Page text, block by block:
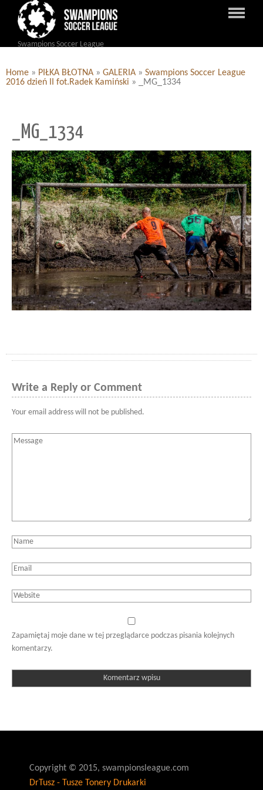
Swampions Soccer League
Home » PIŁKA BŁOTNA » GALERIA » Swampions Soccer League
2016 dzień II fot.Radek Kamiński » _MG_1334
_MG_1334
Write a Reply or Comment
Your email address will not be published.
Zapamiętaj moje dane w tej przeglądarce podczas pisania kolejnych
komentarzy.
Copyright © 2015, swampionsleague.com
DrTusz - Tusze Tonery Drukarki